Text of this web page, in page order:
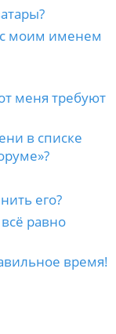
моим именем
меня требуют
в списке
его?
равно
время!